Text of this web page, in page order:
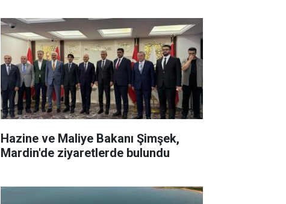
Hazine ve Maliye Bakanı Şimşek,
Mardin'de ziyaretlerde bulundu